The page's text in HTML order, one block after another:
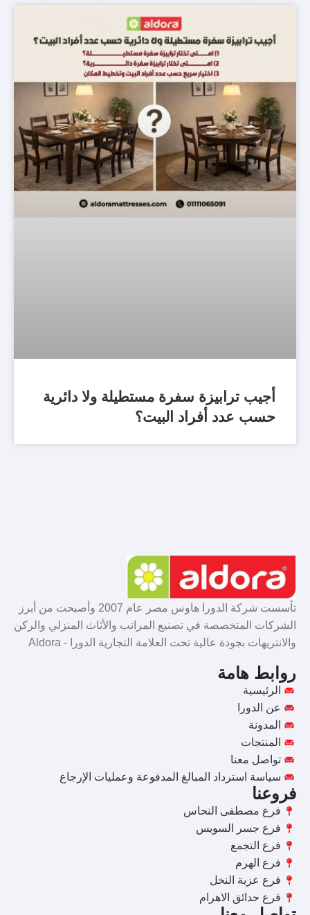
أجيب ترابيزة سفرة مستطيلة ولا دائرية
حسب عدد أفراد البيت؟
تأسست شركة الدورا هاوس مصر عام 2007 وأصبحت من أبرز
الشركات المتخصصة في تصنيع المراتب والأثاث المنزلي والركن
والانتريهات بجودة عالية تحت العلامة التجارية الدورا - Aldora
روابط هامة
الرئيسية
عن الدورا
المدونة
المنتجات
تواصل معنا
سياسة استرداد المبالغ المدفوعة وعمليات الإرجاع
فروعنا
فرع مصطفى النحاس
فرع جسر السويس
فرع التجمع
فرع الهرم
فرع عزبة النخل
فرع حدائق الاهرام